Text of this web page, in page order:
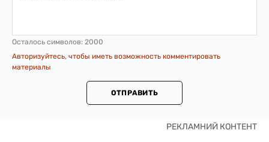
Осталось символов: 2000
Авторизуйтесь, чтобы иметь возможность комментировать
материалы
ОТПРАВИТЬ